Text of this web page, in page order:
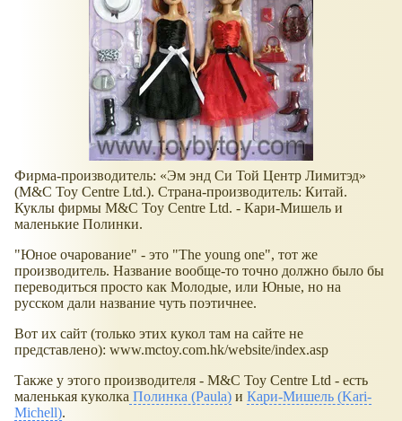
Фирма-производитель:
Эм энд Си Той Центр Лимитэд
(M&C Toy Centre Ltd.). Страна-производитель: Китай.
Куклы фирмы M&C Toy Centre Ltd. - Кари-Мишель и
маленькие Полинки.
"Юное очарование" - это "The young one", тот же
производитель. Название вообще-то точно должно было бы
переводиться просто как Молодые, или Юные, но на
русском дали название чуть поэтичнее.
Вот их сайт (только этих кукол там на сайте не
представлено): www.mctoy.com.hk/website/index.asp
Также у этого производителя - M&C Toy Centre Ltd - есть
маленькая куколка Полинка (Paula) и Кари-Мишель (Kari-
Michell).